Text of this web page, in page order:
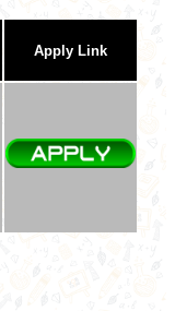
Apply Link